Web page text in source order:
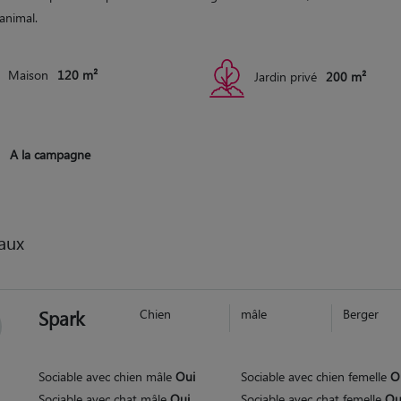
Maison 120 m² Jardin privé 200 m²
A la campagne
Spark Chien mâle Berger
Sociable avec chien mâle Oui Sociable avec chien femelle